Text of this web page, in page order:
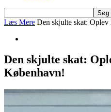
Læs Mere Den skjulte skat:
Den skjulte skat:
København!